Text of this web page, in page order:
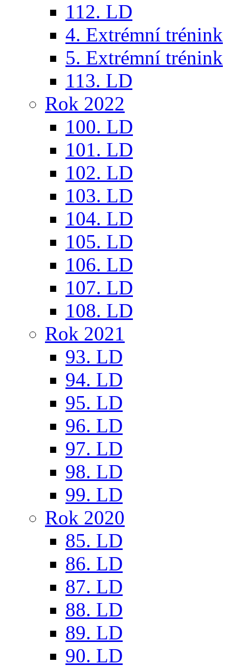
112. LD
4. Extrémní trénink
5. Extrémní trénink
113. LD
Rok 2022
100. LD
101. LD
102. LD
103. LD
104. LD
105. LD
106. LD
107. LD
108. LD
Rok 2021
93. LD
94. LD
95. LD
96. LD
97. LD
98. LD
99. LD
Rok 2020
85. LD
86. LD
87. LD
88. LD
89. LD
90. LD